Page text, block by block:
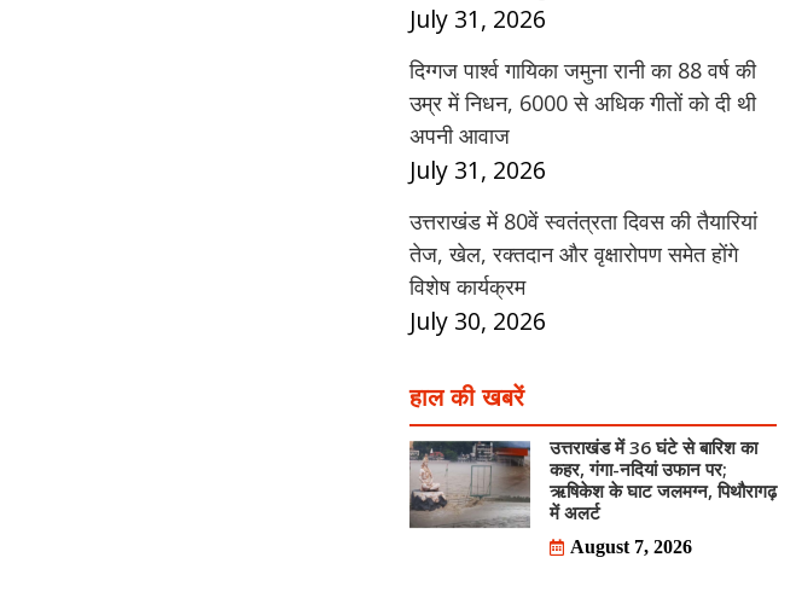
July 31, 2026
दिग्गज पार्श्व गायिका जमुना रानी का 88 वर्ष की
उम्र में निधन, 6000 से अधिक गीतों को दी थी
अपनी आवाज
July 31, 2026
उत्तराखंड में 80वें स्वतंत्रता दिवस की तैयारियां
तेज, खेल, रक्तदान और वृक्षारोपण समेत होंगे
विशेष कार्यक्रम
July 30, 2026
हाल की खबरें
उत्तराखंड में 36 घंटे से बारिश का
कहर, गंगा-नदियां उफान पर;
ऋषिकेश के घाट जलमग्न, पिथौरागढ़
में अलर्ट
August 7, 2026